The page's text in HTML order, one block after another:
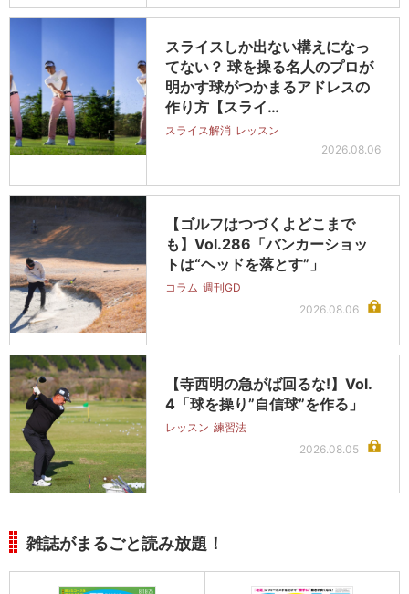
スライスしか出ない構えになっ
てない？ 球を操る名人のプロが
明かす球がつかまるアドレスの
作り方【スライ…
スライス解消 レッスン
2026.08.06
【ゴルフはつづくよどこまで
も】Vol.286「バンカーショッ
トは“ヘッドを落とす”」
コラム 週刊GD
2026.08.06
【寺西明の急がば回るな!】Vol.
4「球を操り”自信球”を作る」
レッスン 練習法
2026.08.05
雑誌がまるごと読み放題！